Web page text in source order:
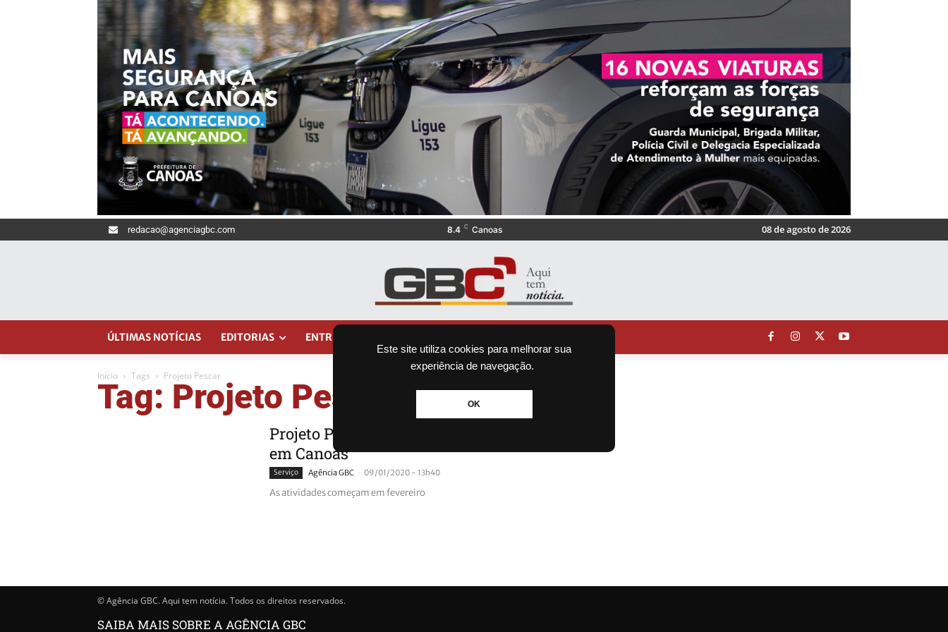
Este site utiliza cookies para melhorar sua
experiência de navegação.
OK
redacao@agenciagbc.com 8.4 C Canoas 08 de agosto de 2026
ÚLTIMAS NOTÍCIAS EDITORIAS ENTRETENIMENTO
Início Tags Projeto Pescar
Tag: Projeto Pescar
Projeto Pescar está com inscrições abertas
em Canoas
Serviço Agência GBC - 09/01/2020 - 13h40
As atividades começam em fevereiro
© Agência GBC. Aqui tem notícia. Todos os direitos reservados.
SAIBA MAIS SOBRE A AGÊNCIA GBC